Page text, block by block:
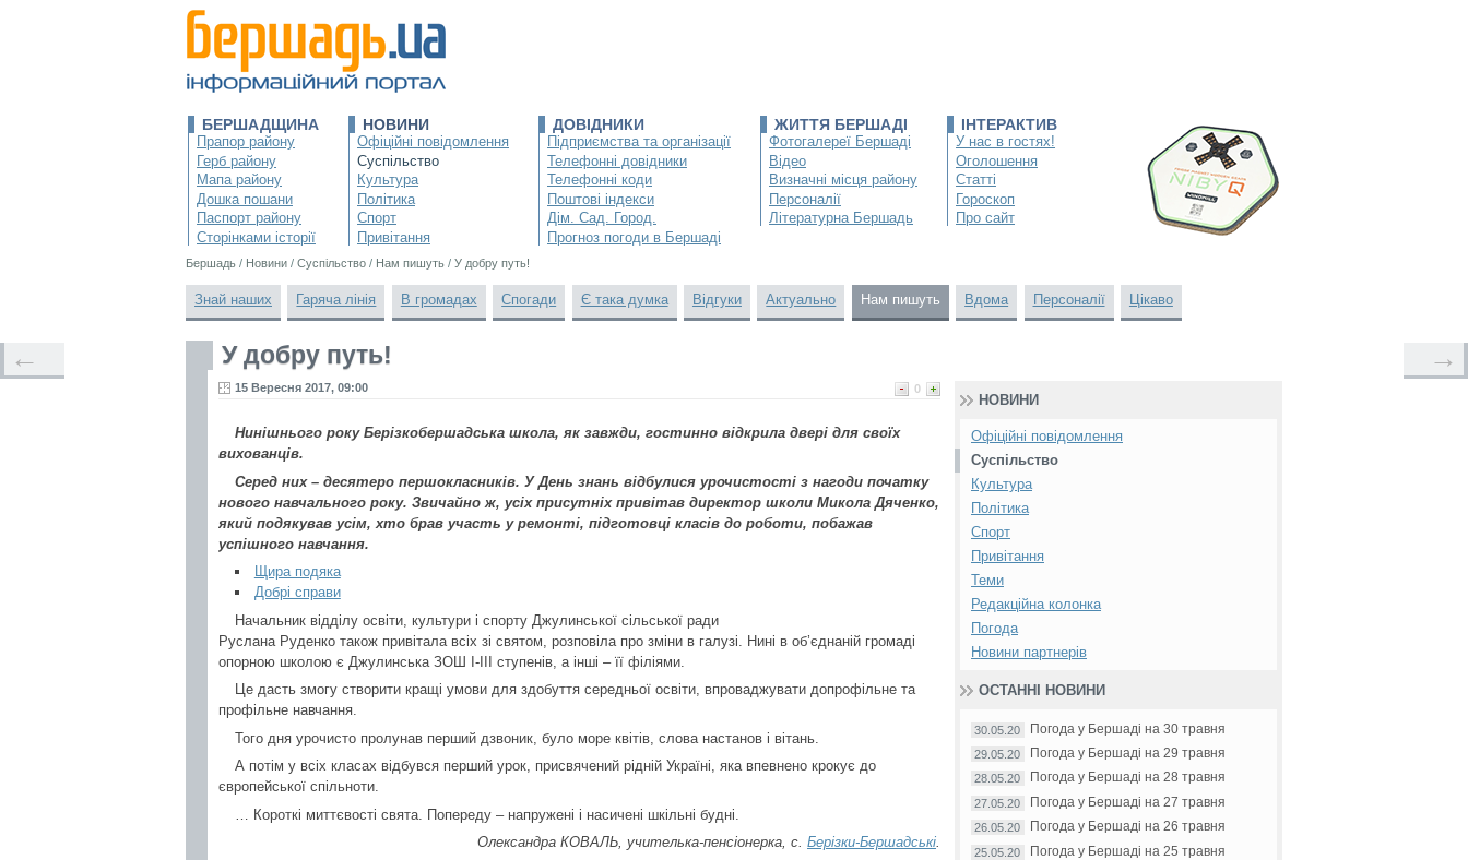
БЕРШАДЩИНА
Прапор району
Герб району
Мапа району
Дошка пошани
Паспорт району
Сторінками історії
НОВИНИ
Офіційні повідомлення
Суспільство
Культура
Політика
Спорт
Привітання
ДОВІДНИКИ
Підприємства та організації
Телефонні довідники
Телефонні коди
Поштові індекси
Дім. Сад. Город.
Прогноз погоди в Бершаді
ЖИТТЯ БЕРШАДІ
Фотогалереї Бершаді
Відео
Визначні місця району
Персоналії
Літературна Бершадь
ІНТЕРАКТИВ
У нас в гостях!
Оголошення
Статті
Гороскоп
Про сайт
Бершадь / Новини / Суспільство / Нам пишуть / У добру путь!
Знай наших Гаряча лінія В громадах Спогади Є така думка Відгуки Актуально Нам пишуть Вдома Персоналії Цікаво
У добру путь!
0
15 Вересня 2017, 09:00
Нинішнього року Берізкобершадська школа, як завжди, гостинно відкрила двері для своїх
вихованців.
Серед них – десятеро першокласників. У День знань відбулися урочистості з нагоди початку
нового навчального року. Звичайно ж, усіх присутніх привітав директор школи Микола Дяченко,
який подякував усім, хто брав участь у ремонті, підготовці класів до роботи, побажав
успішного навчання.
Щира подяка
Добрі справи
Начальник відділу освіти, культури і спорту Джулинської сільської ради
Руслана Руденко також привітала всіх зі святом, розповіла про зміни в галузі. Нині в об’єднаній громаді
опорною школою є Джулинська ЗОШ І-ІІІ ступенів, а інші – її філіями.
Це дасть змогу створити кращі умови для здобуття середньої освіти, впроваджувати допрофільне та
профільне навчання.
Того дня урочисто пролунав перший дзвоник, було море квітів, слова настанов і вітань.
А потім у всіх класах відбувся перший урок, присвячений рідній Україні, яка впевнено крокує до
європейської спільноти.
… Короткі миттєвості свята. Попереду – напружені і насичені шкільні будні.
Олександра КОВАЛЬ, учителька-пенсіонерка, с. Берізки-Бершадські.
← →
НОВИНИ
Офіційні повідомлення
Суспільство
Культура
Політика
Спорт
Привітання
Теми
Редакційна колонка
Погода
Новини партнерів
ОСТАННІ НОВИНИ
30.05.20 Погода у Бершаді на 30 травня
29.05.20 Погода у Бершаді на 29 травня
28.05.20 Погода у Бершаді на 28 травня
27.05.20 Погода у Бершаді на 27 травня
26.05.20 Погода у Бершаді на 26 травня
25.05.20 Погода у Бершаді на 25 травня